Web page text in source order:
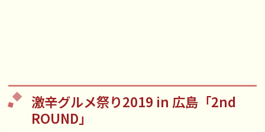
激辛グルメ祭り2019 in 広島「2nd
ROUND」